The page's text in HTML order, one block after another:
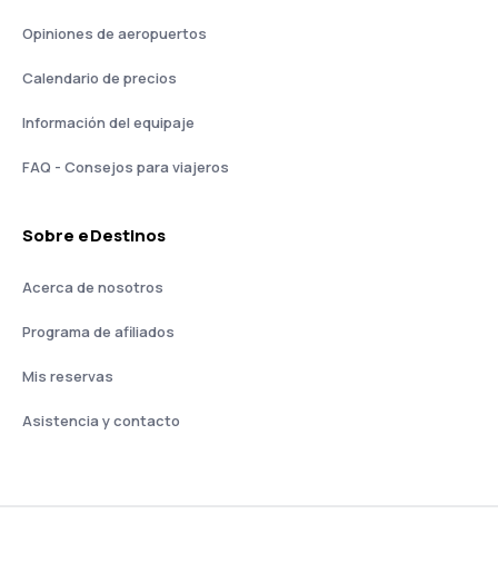
Opiniones de aeropuertos
Calendario de precios
Información del equipaje
FAQ - Consejos para viajeros
Sobre eDestinos
Acerca de nosotros
Programa de afiliados
Mis reservas
Asistencia y contacto